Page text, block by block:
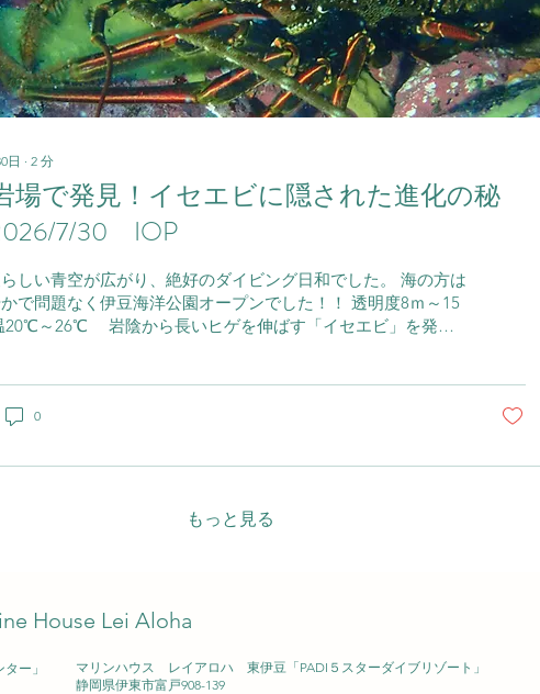
日 ∙ 2 分
場で発見！イセエビに隠された進化の秘
7/30 IOP
しい青空が広がり、絶好のダイビング日和でした。 海の方は
で問題なく伊豆海洋公園オープンでした！！ 透明度8ｍ～15
～26℃ 岩陰から長いヒゲを伸ばす「イセエビ」を発
っています。 さらに、危険を感じると触角を岩にこすりつ
と呼ばれる行動で、敵を驚かせたり、 自分の存在を知らせた
、夜になると活動を始めるイセエビ。 長い触角を左右にゆっく
ながら海底を歩く姿は、 まるで暗闇を慎重に探検しているよう
ントツアー情報 ○本栖湖ツアー ＠本栖湖...
0
もっと見る
House Lei Aloha
ー」
マリンハウス レイアロハ 東伊豆「PADI５スターダイブリゾート」
​静岡県伊東市富戸908-139